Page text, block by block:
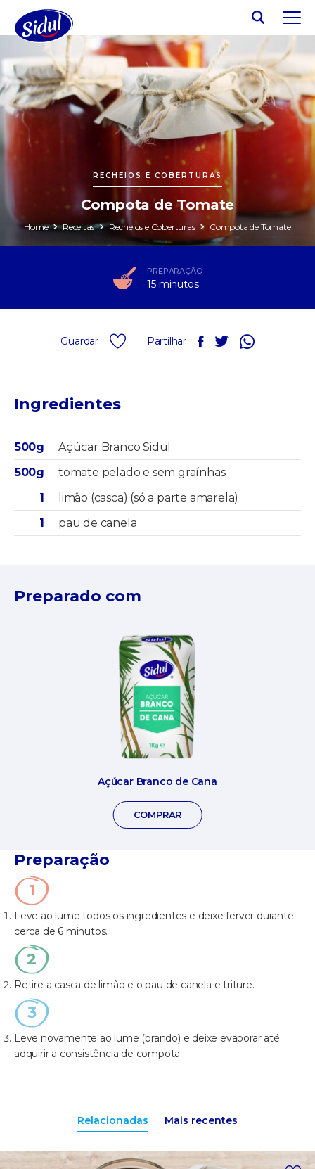
RECHEIOS E COBERTURAS
Compota de Tomate
Home Receitas Recheios e Coberturas Compota de Tomate
PREPARAÇÃO
15 minutos
Guardar Partilhar
Ingredientes
500g
Açúcar Branco Sidul
500g
tomate pelado e sem graínhas
1
limão (casca) (só a parte amarela)
1
pau de canela
Preparado com
Açúcar Branco de Cana
COMPRAR
Preparação
Leve ao lume todos os ingredientes e deixe ferver durante
cerca de 6 minutos.
Retire a casca de limão e o pau de canela e triture.
Leve novamente ao lume (brando) e deixe evaporar até
adquirir a consistência de compota.
Relacionadas Mais recentes